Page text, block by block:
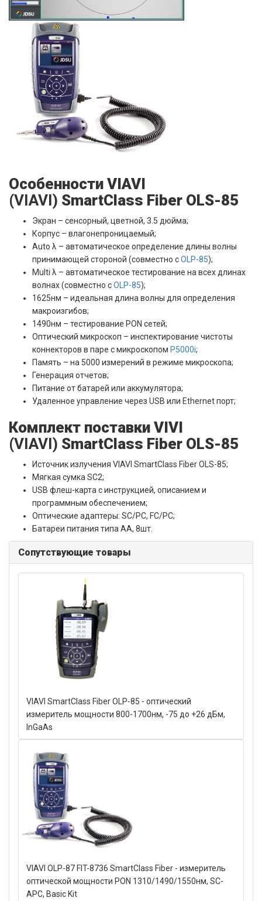
Особенности VIAVI
(VIAVI) SmartClass Fiber OLS-85
Экран – сенсорный, цветной, 3.5 дюйма;
Корпус – влагонепроницаемый;
Auto λ – автоматическое определение длины волны
принимающей стороной (совместно сOLP-85);
Multi λ – автоматическое тестирование на всех длинах
волнах (совместно сOLP-85);
1625нм – идеальная длина волны для определения
макроизгибов;
1490нм – тестирование PON сетей;
Оптический микроскоп – инспектирование чистоты
коннекторов в паре с микроскопом P5000i;
Память – на 5000 измерений в режиме микроскопа;
Генерация отчетов;
Питание от батарей или аккумулятора;
Удаленное управление через USB или Ethernet порт;
Комплект поставки VIVI
(VIAVI) SmartClass Fiber OLS-85
Источник излучения VIAVI SmartClass Fiber OLS-85;
Мягкая сумка SC2;
USB флеш-карта с инструкцией, описанием и
программным обеспечением;
Оптические адаптеры: SC/PC, FC/PC;
Батареи питания типа АА, 8шт.
Сопутствующие товары
VIAVI SmartClass Fiber OLP-85 - оптический
измеритель мощности 800-1700нм, -75 до +26 дБм,
InGaAs
VIAVI OLP-87 FIT-8736 SmartClass Fiber - измеритель
оптической мощности PON 1310/1490/1550нм, SC-
APC, Basic Kit